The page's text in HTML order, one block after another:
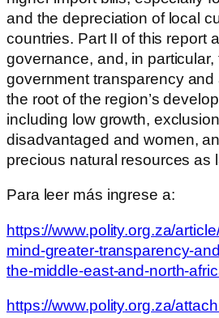
and the depreciation of local
countries. Part II of this report
governance, and, in particular,
government transparency and
the root of the region’s
including low growth,
disadvantaged and women,
precious natural resources as
Para leer más ingrese a:
https://www.polity.org.za/
mind-greater-transparency-
the-middle-east-and-north-
https://www.polity.org.za/